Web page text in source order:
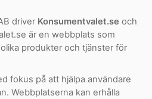
driver Konsumentvalet.se och
är en webbplats som
produkter och tjänster för
fokus på att hjälpa användare
Webbplatserna kan erhålla